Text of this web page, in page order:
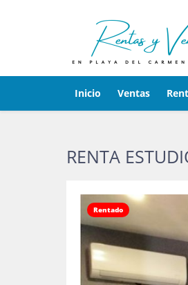
Inicio Ventas
RENTA
Rentado